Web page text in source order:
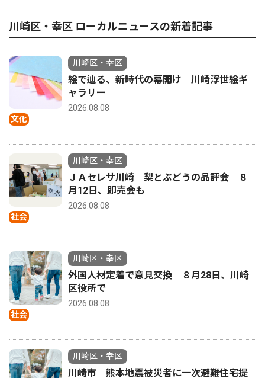
川崎区・幸区 ローカルニュースの新着記事
文化
川崎区・幸区
絵で辿る、新時代の幕開け 川崎浮世絵ギ
ャラリー
2026.08.08
社会
川崎区・幸区
ＪＡセレサ川崎 梨とぶどうの品評会 ８
月12日、即売会も
2026.08.08
社会
川崎区・幸区
外国人材定着で意見交換 ８月28日、川崎
区役所で
2026.08.08
川崎区・幸区
川崎市 熊本地震被災者に一次避難住宅提